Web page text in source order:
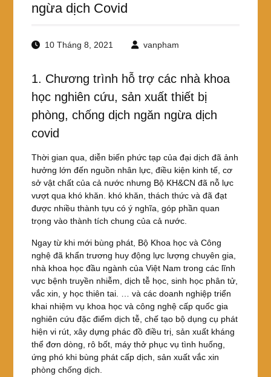
ngừa dịch Covid
10 Tháng 8, 2021 vanpham
1. Chương trình hỗ trợ các nhà khoa
học nghiên cứu, sản xuất thiết bị
phòng, chống dịch ngăn ngừa dịch
covid
Thời gian qua, diễn biến phức tạp của đại dịch đã ảnh
hưởng lớn đến nguồn nhân lực, điều kiện kinh tế, cơ
sở vật chất của cả nước nhưng Bộ KH&CN đã nỗ lực
vượt qua khó khăn. khó khăn, thách thức và đã đạt
được nhiều thành tựu có ý nghĩa, góp phần quan
trọng vào thành tích chung của cả nước.
Ngay từ khi mới bùng phát, Bộ Khoa học và Công
nghệ đã khẩn trương huy động lực lượng chuyên gia,
nhà khoa học đầu ngành của Việt Nam trong các lĩnh
vực bệnh truyền nhiễm, dịch tễ học, sinh học phân tử,
vắc xin, y học thiên tai. … và các doanh nghiệp triển
khai nhiệm vụ khoa học và công nghệ cấp quốc gia
nghiên cứu đặc điểm dịch tễ, chế tạo bộ dụng cụ phát
hiện vi rút, xây dựng phác đồ điều trị, sản xuất kháng
thể đơn dòng, rô bốt, máy thở phục vụ tình huống,
ứng phó khi bùng phát cấp dịch, sản xuất vắc xin
phòng chống dịch.